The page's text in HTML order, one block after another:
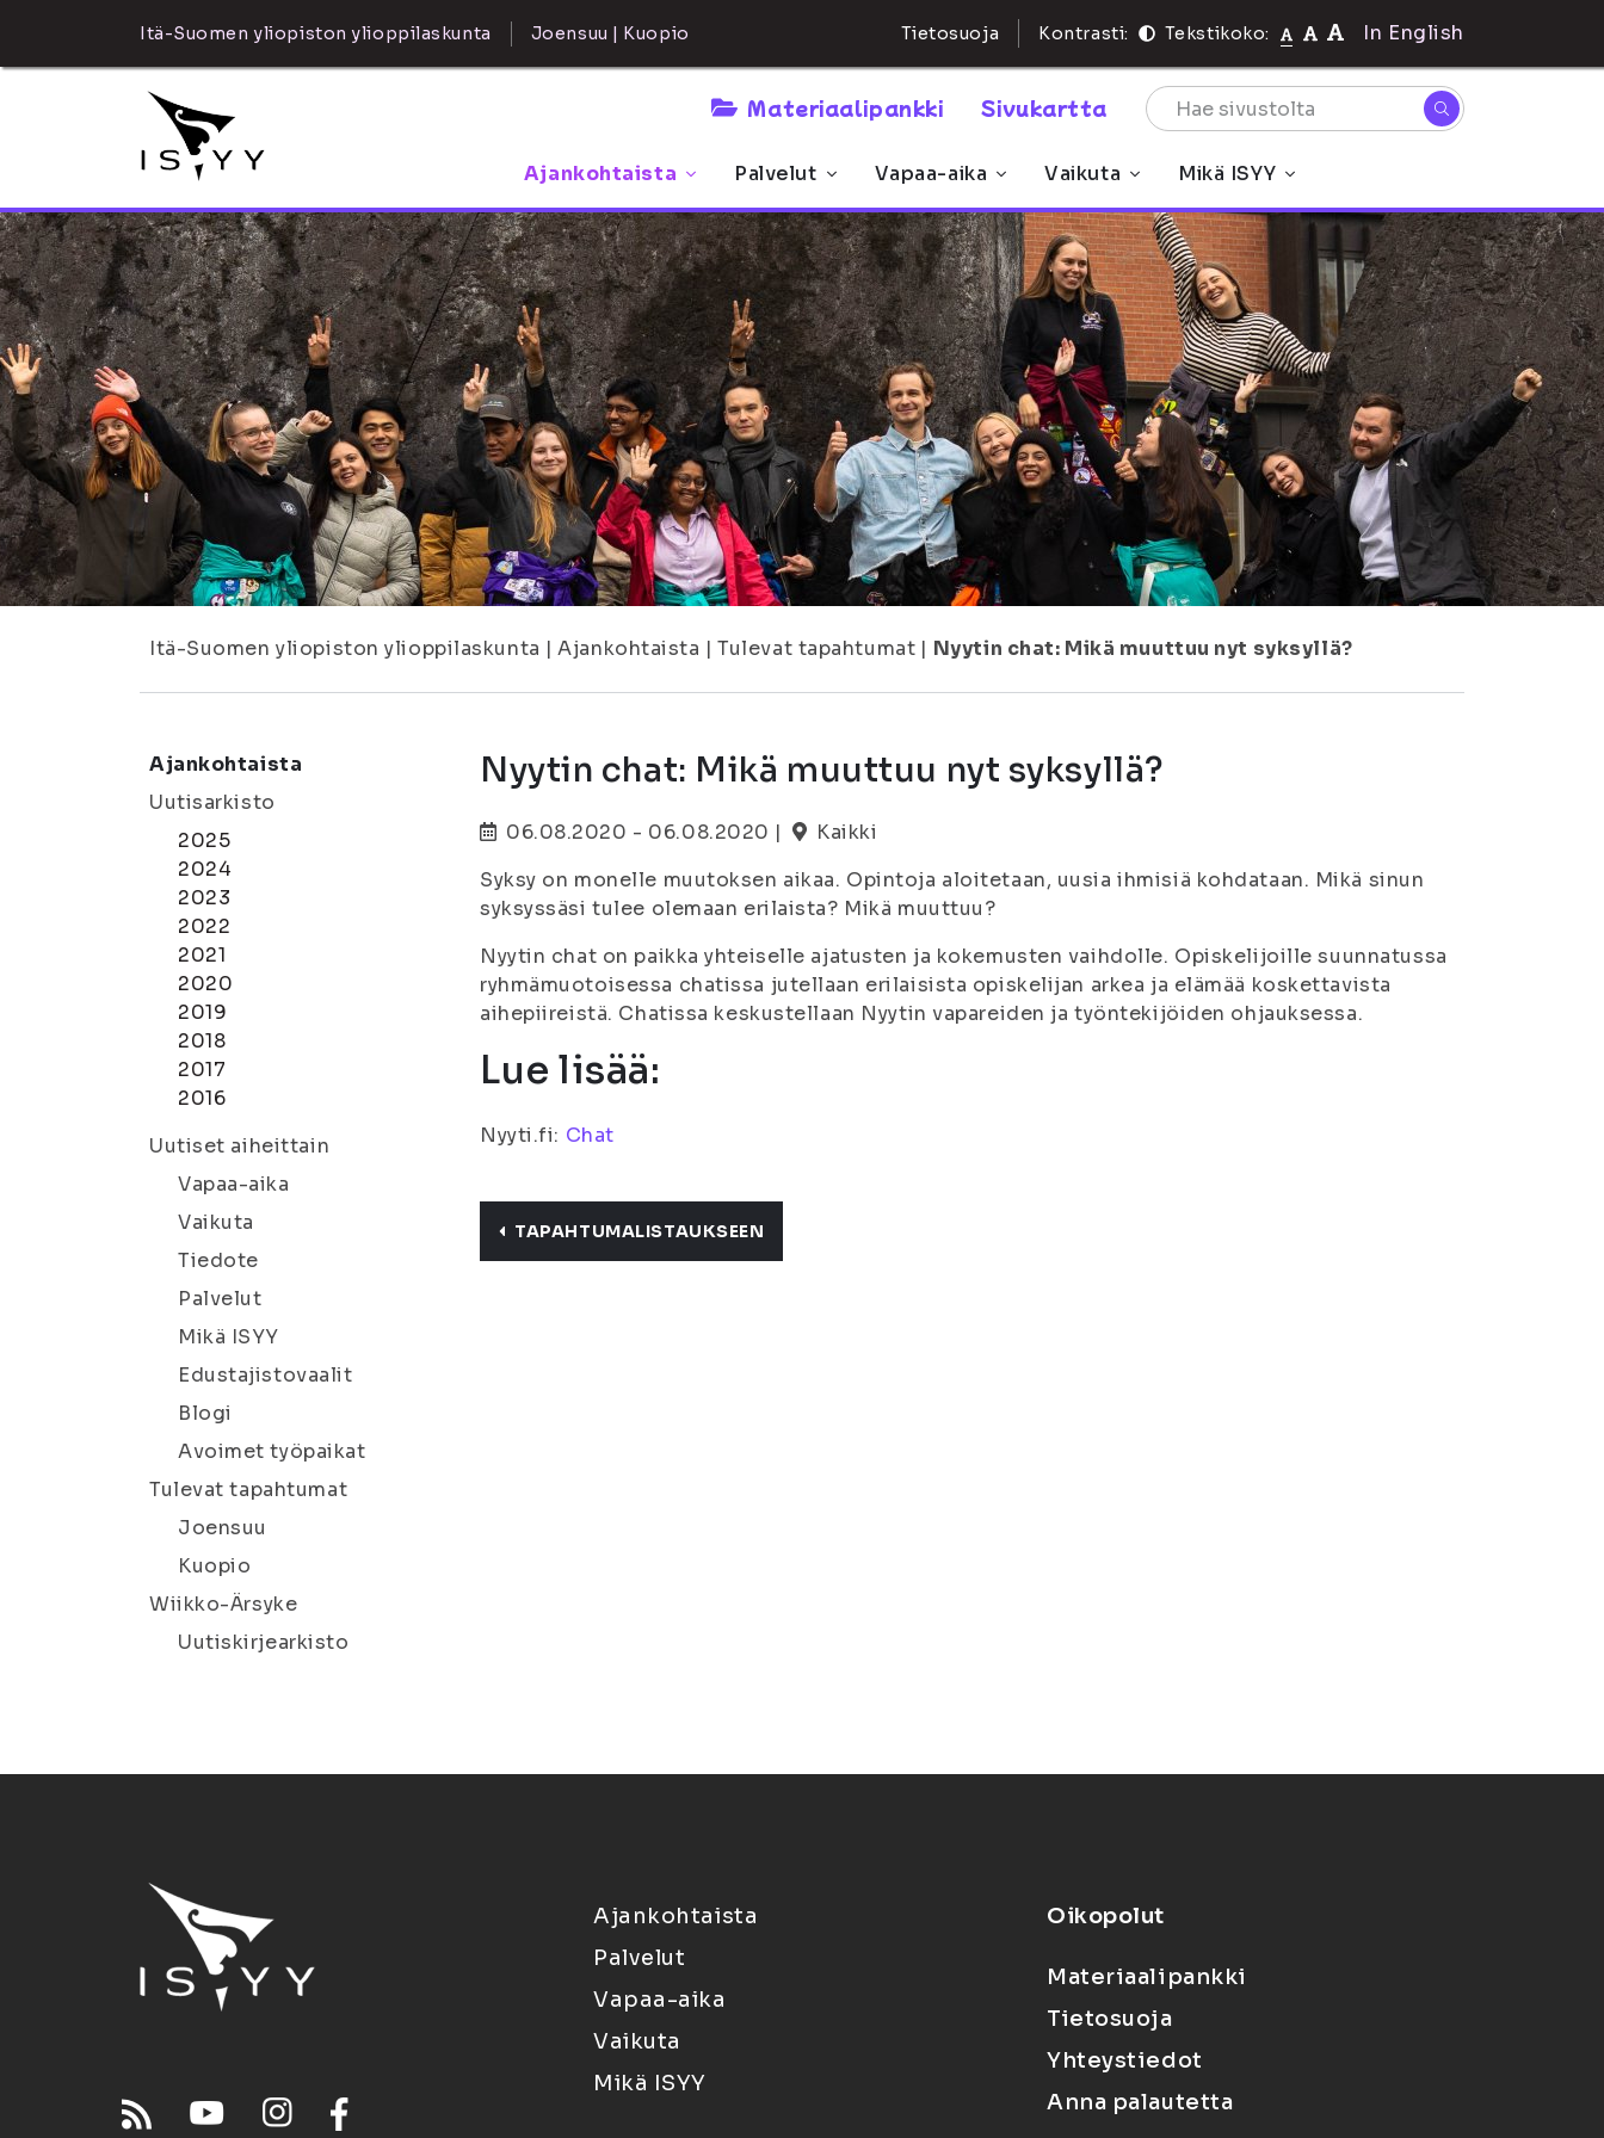
Itä-Suomen yliopiston ylioppilaskunta Joensuu | Kuopio Tietosuoja Kontrasti: Tekstikoko: In English
Materiaalipankki Sivukartta
Ajankohtaista Palvelut Vapaa-aika Vaikuta Mikä ISYY
Itä-Suomen yliopiston ylioppilaskunta | Ajankohtaista | Tulevat tapahtumat | Nyytin chat: Mikä muuttuu nyt syksyllä?
Ajankohtaista
Uutisarkisto
2025
2024
2023
2022
2021
2020
2019
2018
2017
2016
Uutiset aiheittain
Vapaa-aika
Vaikuta
Tiedote
Palvelut
Mikä ISYY
Edustajistovaalit
Blogi
Avoimet työpaikat
Tulevat tapahtumat
Joensuu
Kuopio
Wiikko-Ärsyke
Uutiskirjearkisto
Nyytin chat: Mikä muuttuu nyt syksyllä?
06.08.2020 - 06.08.2020 |
Kaikki
Syksy on monelle muutoksen aikaa. Opintoja aloitetaan, uusia ihmisiä kohdataan. Mikä sinun
syksyssäsi tulee olemaan erilaista? Mikä muuttuu?
Nyytin chat on paikka yhteiselle ajatusten ja kokemusten vaihdolle. Opiskelijoille suunnatussa
ryhmämuotoisessa chatissa jutellaan erilaisista opiskelijan arkea ja elämää koskettavista
aihepiireistä. Chatissa keskustellaan Nyytin vapareiden ja työntekijöiden ohjauksessa.
Lue lisää:
Nyyti.fi: Chat
TAPAHTUMALISTAUKSEEN
Ajankohtaista
Palvelut
Vapaa-aika
Vaikuta
Mikä ISYY
Oikopolut
Materiaalipankki
Tietosuoja
Yhteystiedot
Anna palautetta